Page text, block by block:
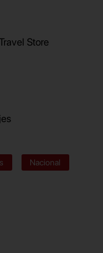
Store
Nacional